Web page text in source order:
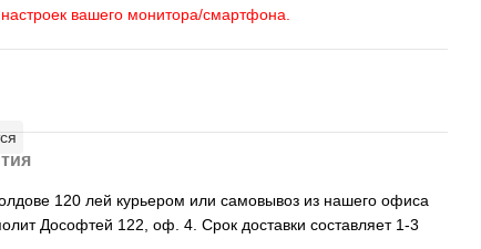
вашего монитора/смартфона.
120 лей курьером или самовывоз из нашего офиса
Дософтей 122, оф. 4. Срок доставки составляет 1-3